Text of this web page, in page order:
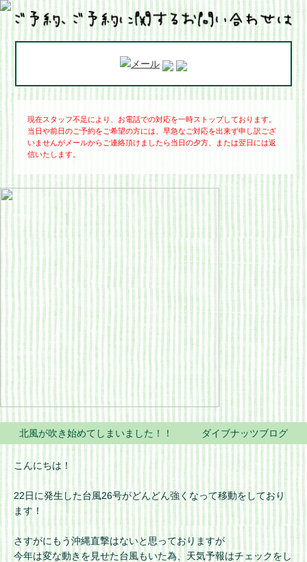
現在スタッフ不足により、お電話での対応を一時ストップしております。
当日や前日のご予約をご希望の方には、早急なご対応を出来ず申し訳ござ
いませんがメールからご連絡頂けましたら当日の夕方、または翌日には返
信いたします。
北風が吹き始めてしまいました！！ ダイブナッツブログ
こんにちは！
22日に発生した台風26号がどんどん強くなって移動をしており
ます！
さすがにもう沖縄直撃はないと思っておりますが
今年は変な動きを見せた台風もいた為、天気予報はチェックをし